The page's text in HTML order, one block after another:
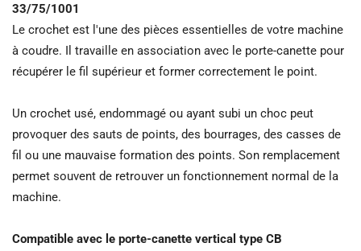
33/75/1001
Le crochet est l'une des pièces essentielles de votre machine
à coudre. Il travaille en association avec le porte-canette pour
récupérer le fil supérieur et former correctement le point.
Un crochet usé, endommagé ou ayant subi un choc peut
provoquer des sauts de points, des bourrages, des casses de
fil ou une mauvaise formation des points. Son remplacement
permet souvent de retrouver un fonctionnement normal de la
machine.
Compatible avec le porte-canette vertical type CB